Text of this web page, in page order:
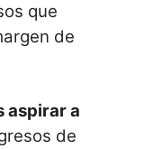
que
de
aspirar a
de